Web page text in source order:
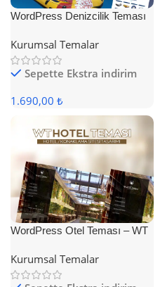
WordPress Denizcilik Teması
Kurumsal Temalar
Sepette Ekstra indirim
1.690,00 ₺
WordPress Otel Teması – WT
Kurumsal Temalar